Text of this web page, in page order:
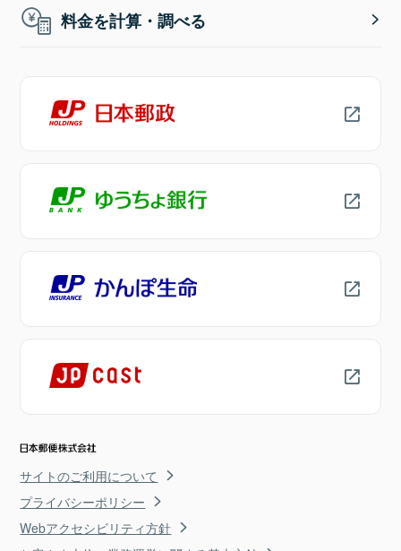
料金を計算・調べる
サイトのご利用について
プライバシーポリシー
Webアクセシビリティ方針